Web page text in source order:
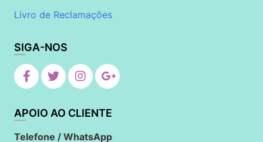
Livro de Reclamações
SIGA-NOS
APOIO AO CLIENTE
Telefone / WhatsApp